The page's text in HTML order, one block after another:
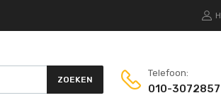
ZOEKEN
Telefoon:
010-3072857